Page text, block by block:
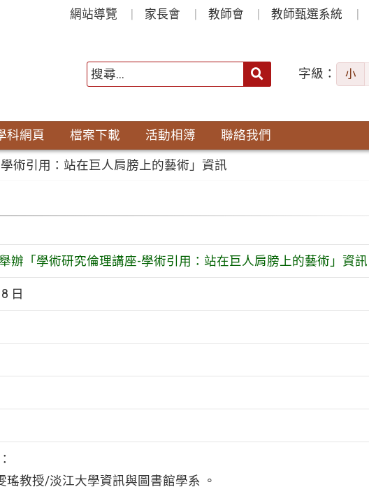
網站導覽 家長會 教師會 教師甄選系統
字級： 小
科網頁 檔案下載 活動相簿 聯絡我們
術引用：站在巨人肩膀上的藝術」資訊
辦「學術研究倫理講座-學術引用：站在巨人肩膀上的藝術」資訊
日
瑤教授/淡江大學資訊與圖書館學系 。